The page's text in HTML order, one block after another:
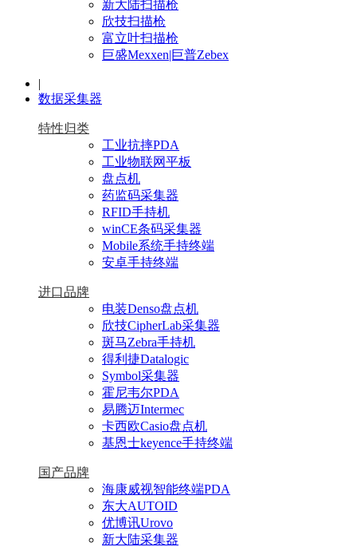
新大陆扫描枪
欣技扫描枪
富立叶扫描枪
巨盛Mexxen|巨普Zebex
|
数据采集器
特性归类
工业抗摔PDA
工业物联网平板
盘点机
药监码采集器
RFID手持机
winCE条码采集器
Mobile系统手持终端
安卓手持终端
进口品牌
电装Denso盘点机
欣技CipherLab采集器
斑马Zebra手持机
得利捷Datalogic
Symbol采集器
霍尼韦尔PDA
易腾迈Intermec
卡西欧Casio盘点机
基恩士keyence手持终端
国产品牌
海康威视智能终端PDA
东大AUTOID
优博讯Urovo
新大陆采集器